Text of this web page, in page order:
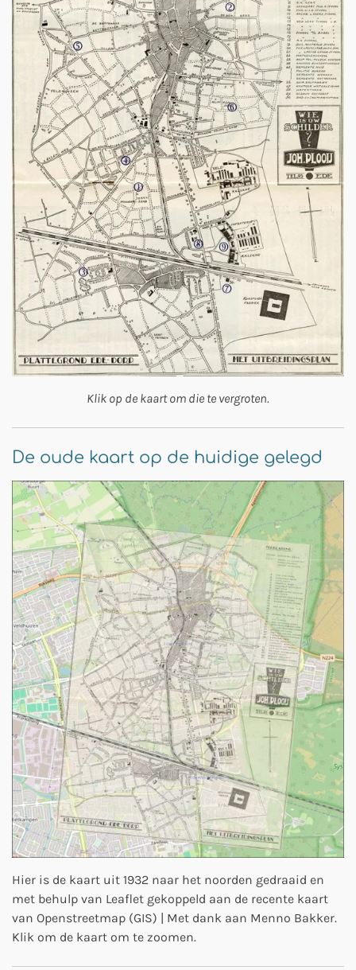
Klik op de kaart om die te vergroten.
De oude kaart op de huidige gelegd
Hier is de kaart uit 1932 naar het noorden gedraaid en
met behulp van Leaflet gekoppeld aan de recente kaart
van Openstreetmap (GIS) | Met dank aan Menno Bakker.
Klik om de kaart om te zoomen.